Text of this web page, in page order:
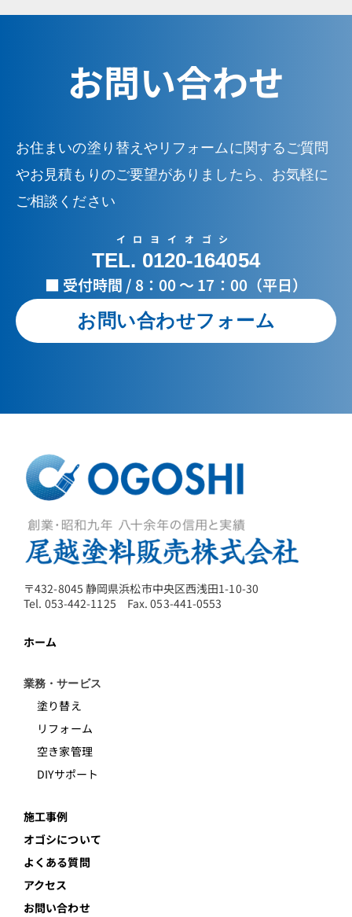
お問い合わせ
お住まいの塗り替えやリフォームに関するご質問
やお見積もりのご要望がありましたら、お気軽に
ご相談ください
イロヨイオゴシ
TEL. 0120-164054
■ 受付時間 / 8：00 ～ 17：00（平日）
お問い合わせフォーム
〒432-8045 静岡県浜松市中央区西浅田1-10-30
Tel. 053-442-1125 Fax. 053-441-0553
ホーム
業務・サービス
塗り替え
リフォーム
空き家管理
DIYサポート
施工事例
オゴシについて
よくある質問
アクセス
お問い合わせ